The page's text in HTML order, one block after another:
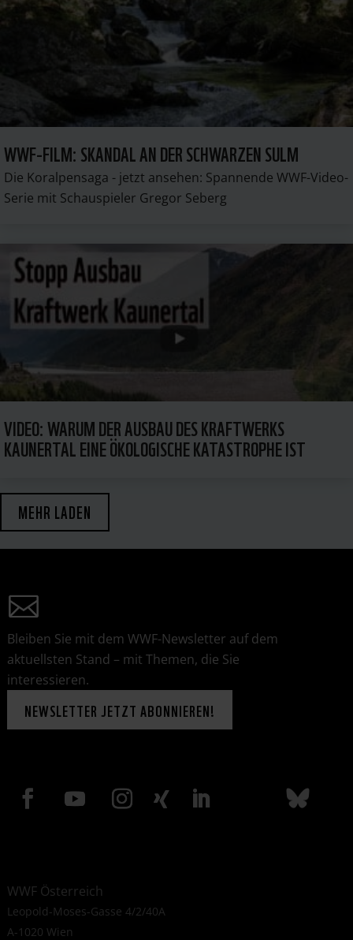
WWF-FILM: SKANDAL AN DER SCHWARZEN SULM
Die Koralpensaga - jetzt ansehen: Spannende WWF-Video-
Serie mit Schauspieler Gregor Seberg
VIDEO: WARUM DER AUSBAU DES KRAFTWERKS
KAUNERTAL EINE ÖKOLOGISCHE KATASTROPHE IST
MEHR LADEN
Bleiben Sie mit dem WWF-Newsletter auf dem
aktuellsten Stand – mit Themen, die Sie
interessieren.
NEWSLETTER JETZT ABONNIEREN!
WWF Österreich
Leopold-Moses-Gasse 4/2/40A
A-1020 Wien